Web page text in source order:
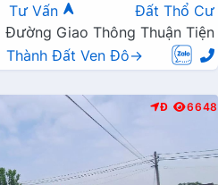
Tư Vấn
Đất Thổ Cư
Đường Giao Thông Thuận Tiện
Thành Đất Ven Đô→
Đ 6648